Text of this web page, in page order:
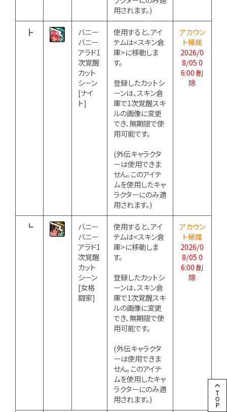
用されます。)
┣
バニー
バニー
アラド1
次覚醒
カット
シーン
[ナイ
ト]
使用すると、アイ
テムは<スキン倉
庫>に移動しま
す。
登録したカットシ
ーンは、スキン倉
庫で1次覚醒スキ
ルの画像に変更
でき、無期限で使
用可能です。
(外伝キャラクタ
ーは使用できま
せん。このアイテ
ムを使用したキャ
ラクターにのみ適
用されます。)
アカウン
ト帰属
2026/0
8/05 0
6:00 削
除
┗
バニー
バニー
アラド1
次覚醒
カット
シーン
[女格
闘家]
使用すると、アイ
テムは<スキン倉
庫>に移動しま
す。
登録したカットシ
ーンは、スキン倉
庫で1次覚醒スキ
ルの画像に変更
でき、無期限で使
用可能です。
(外伝キャラクタ
ーは使用できま
せん。このアイテ
ムを使用したキャ
ラクターにのみ適
用されます。)
アカウン
ト帰属
2026/0
8/05 0
6:00 削
除